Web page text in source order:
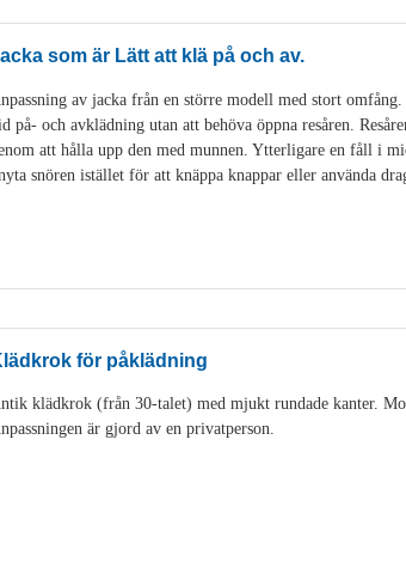
som är Lätt att klä på och av.
av jacka från en större modell med stort
på- och avklädning utan att behöva öppna resåren.
att hålla upp den med munnen. Ytterligare en fåll i
snören istället för att knäppa knappar eller använda
för påklädning
klädkrok (från 30-talet) med mjukt rundade kanter.
är gjord av en privatperson.